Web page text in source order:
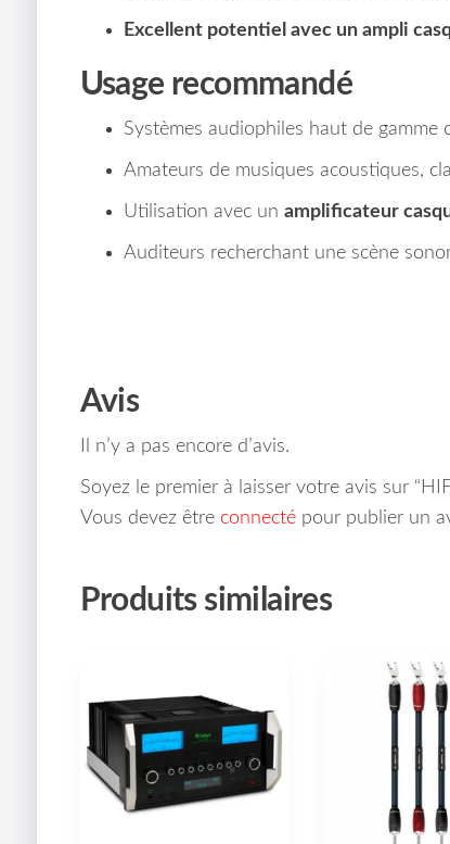
Excellent potentiel avec un ampli
Usage recommandé
Systèmes audiophiles haut de
Amateurs de musiques acoustiques,
Utilisation avec un amplificateur
Auditeurs recherchant une scène
Avis
Il n’y a pas encore d’avis.
Soyez le premier à laisser votre avis sur
Vous devez être connectépour publier un
Produits similaires